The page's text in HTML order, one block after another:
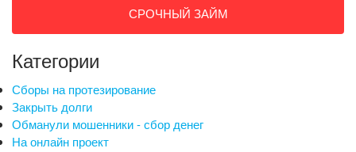
СРОЧНЫЙ ЗАЙМ
Категории
Сборы на протезирование
Закрыть долги
Обманули мошенники - сбор денег
На онлайн проект